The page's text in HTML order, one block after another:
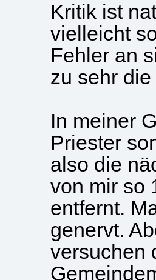
Kritik ist
vielleicht
Fehler an
zu sehr
In meiner
Priester
also die
von mir so
entfernt.
genervt.
versuchen